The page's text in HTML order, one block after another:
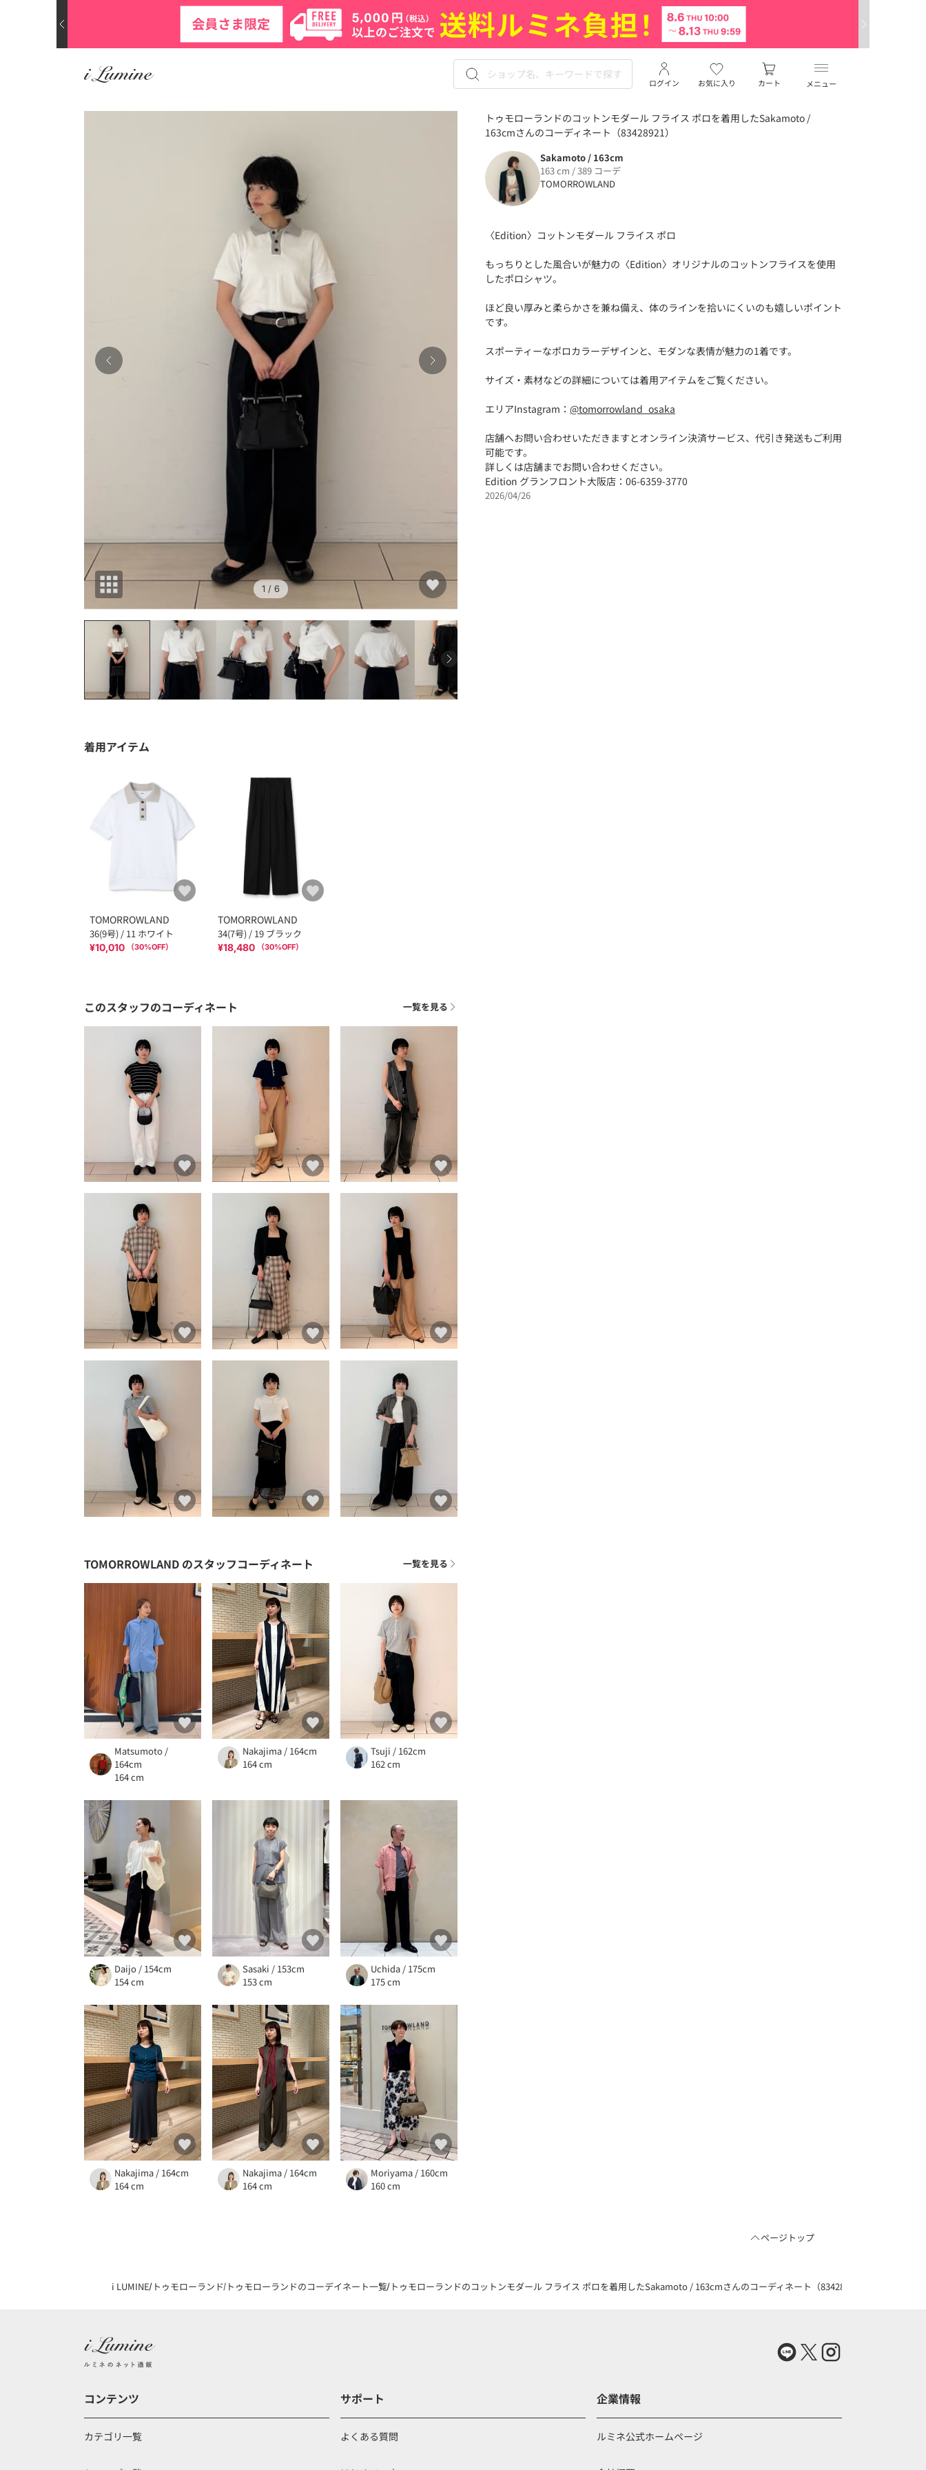
メニュー
お気に入り
ログイン カート
1 / 6
トゥモローランドのコットンモダール フライス ポロを着用したSakamoto /
163cmさんのコーディネート（83428921）
Sakamoto / 163cm
163 cm / 389 コーデ
TOMORROWLAND
〈Edition〉コットンモダール フライス ポロ
もっちりとした風合いが魅力の〈Edition〉オリジナルのコットンフライスを使用
したポロシャツ。
ほど良い厚みと柔らかさを兼ね備え、体のラインを拾いにくいのも嬉しいポイント
です。
スポーティーなポロカラーデザインと、モダンな表情が魅力の1着です。
サイズ・素材などの詳細については着用アイテムをご覧ください。
エリアInstagram： @tomorrowland_osaka
店舗へお問い合わせいただきますとオンライン決済サービス、代引き発送もご利用
可能です。
詳しくは店舗までお問い合わせください。
Edition グランフロント大阪店：06-6359-3770
2026/04/26
着用アイテム
TOMORROWLAND
36(9号) / 11 ホワイト
¥10,010 （30%OFF）
TOMORROWLAND
34(7号) / 19 ブラック
¥18,480 （30%OFF）
このスタッフのコーディネート 一覧を見る
TOMORROWLAND のスタッフコーディネート 一覧を見る
Matsumoto /
164cm
164 cm
Nakajima / 164cm
164 cm
Tsuji / 162cm
162 cm
Daijo / 154cm
154 cm
Sasaki / 153cm
153 cm
Uchida / 175cm
175 cm
Nakajima / 164cm
164 cm
Nakajima / 164cm
164 cm
Moriyama / 160cm
160 cm
ページトップ
i LUMINE トゥモローランド トゥモローランドのコーデイネート一覧トゥモローランドのコットンモダール フライス ポロを着用したSakamoto / 163cmさんのコーディネート（83428921）
コンテンツ
カテゴリ一覧
サポート
よくある質問
企業情報
ルミネ公式ホームページ